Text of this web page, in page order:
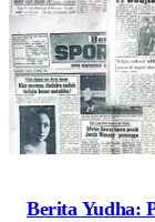
Berita Yudha: